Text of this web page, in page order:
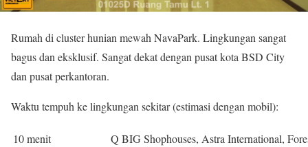
Rumah di cluster hunian mewah NavaPark. Lingkungan sangat
bagus dan eksklusif. Sangat dekat dengan pusat kota BSD City
dan pusat perkantoran.
Waktu tempuh ke lingkungan sekitar (estimasi dengan mobil):
10 menit
Q BIG Shophouses, Astra International,